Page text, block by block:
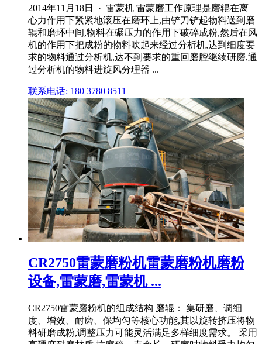
2014年11月18日 · 雷蒙机 雷蒙磨工作原理是磨辊在离
心力作用下紧紧地滚压在磨环上,由铲刀铲起物料送到磨
辊和磨环中间,物料在碾压力的作用下破碎成粉,然后在风
机的作用下把成粉的物料吹起来经过分析机,达到细度要
求的物料通过分析机,达不到要求的重回磨腔继续研磨,通
过分析机的物料进旋风分理器 ...
联系电话: 180 3780 8511
CR2750雷蒙磨粉机雷蒙磨粉机磨粉
设备,雷蒙磨,雷蒙机 ...
CR2750雷蒙磨粉机的组成结构 磨辊： 集研磨、调细
度、增效、耐磨、保均匀等核心功能,其以旋转挤压将物
料研磨成粉,调整压力可能灵活满足多样细度需求。 采用